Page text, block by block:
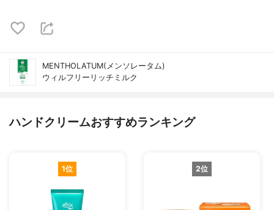
MENTHOLATUM(メンソレータム)
ウィルフリーリッチミルク
ハンドクリームおすすめランキング
1位 2位